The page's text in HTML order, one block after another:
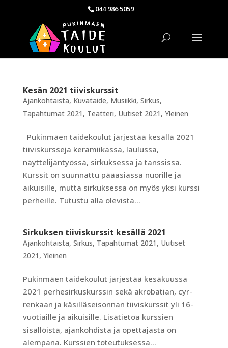
044 986 5059
Kesän 2021 tiiviskurssit
Ajankohtaista, Kuvataide, Musiikki, Sirkus,
Tapahtumat 2021 , Teatteri, Uutiset 2021 , Yleinen
Pukinmäen taidekoulut järjestää kesällä 2021
tiiviskursseja keramiikassa, laulussa,
näyttelijäntyössä, sirkuksessa ja tanssissa.
Kurssit on suunnattu pääasiassa nuorille ja
aikuisille, mutta sirkuksessa on myös yksi kurssi
perheille. Tutustu alla olevista...
Sirkuksen tiiviskurssit kesällä 2021
Ajankohtaista, Sirkus, Tapahtumat 2021 , Uutiset
2021 , Yleinen
Pukinmäen taidekoulut järjestää kesäkuussa
2021 perhesirkuskurssin sekä akrobatian, cyr-
renkaan ja käsilläseisonnan tiiviskurssit yli 16-
vuotiaille ja aikuisille. Lisätietoa kurssien
sisällöistä, ajankohdista ja opettajasta on
alempana. Kurssien toteutuksessa...